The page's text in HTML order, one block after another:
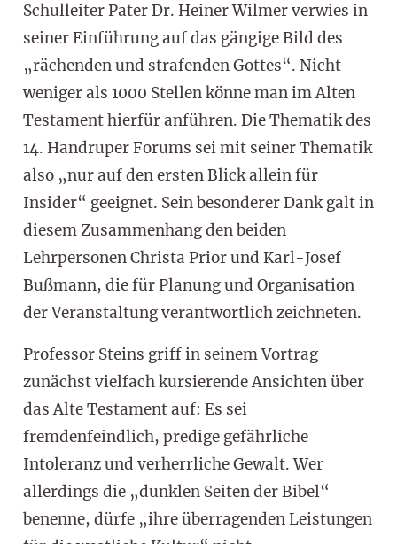
Schulleiter Pater Dr. Heiner Wilmer verwies in
seiner Einführung auf das gängige Bild des
„rächenden und strafenden Gottes“. Nicht
weniger als 1000 Stellen könne man im Alten
Testament hierfür anführen. Die Thematik des
14. Handruper Forums sei mit seiner Thematik
also „nur auf den ersten Blick allein für
Insider“ geeignet. Sein besonderer Dank galt in
diesem Zusammenhang den beiden
Lehrpersonen Christa Prior und Karl-Josef
Bußmann, die für Planung und Organisation
der Veranstaltung verantwortlich zeichneten.
Professor Steins griff in seinem Vortrag
zunächst vielfach kursierende Ansichten über
das Alte Testament auf: Es sei
fremdenfeindlich, predige gefährliche
Intoleranz und verherrliche Gewalt. Wer
allerdings die „dunklen Seiten der Bibel“
benenne, dürfe „ihre überragenden Leistungen